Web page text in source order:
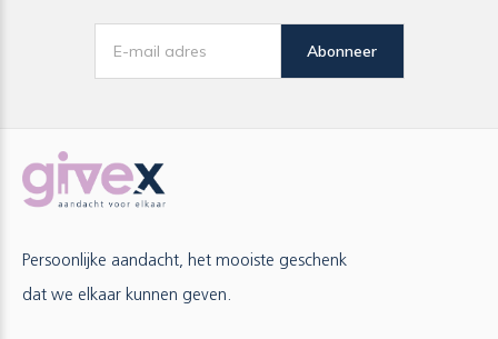
Abonneer
Persoonlijke aandacht, het mooiste geschenk
dat we elkaar kunnen geven.